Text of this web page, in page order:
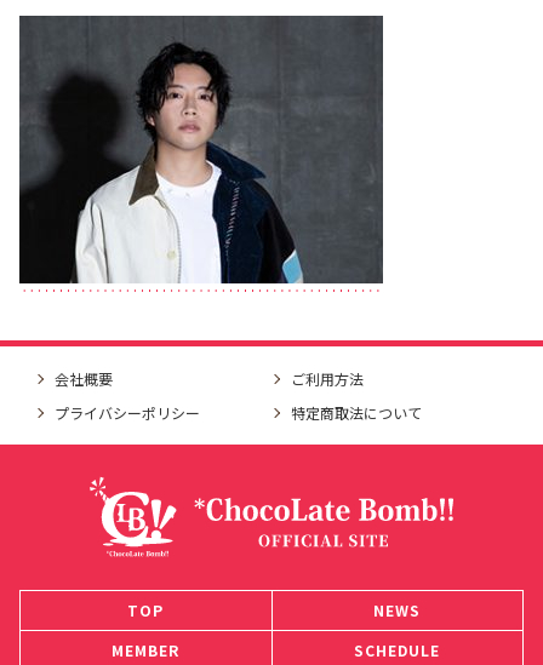
会社概要
ご利用方法
プライバシーポリシー
特定商取法について
TOP
NEWS
MEMBER
SCHEDULE